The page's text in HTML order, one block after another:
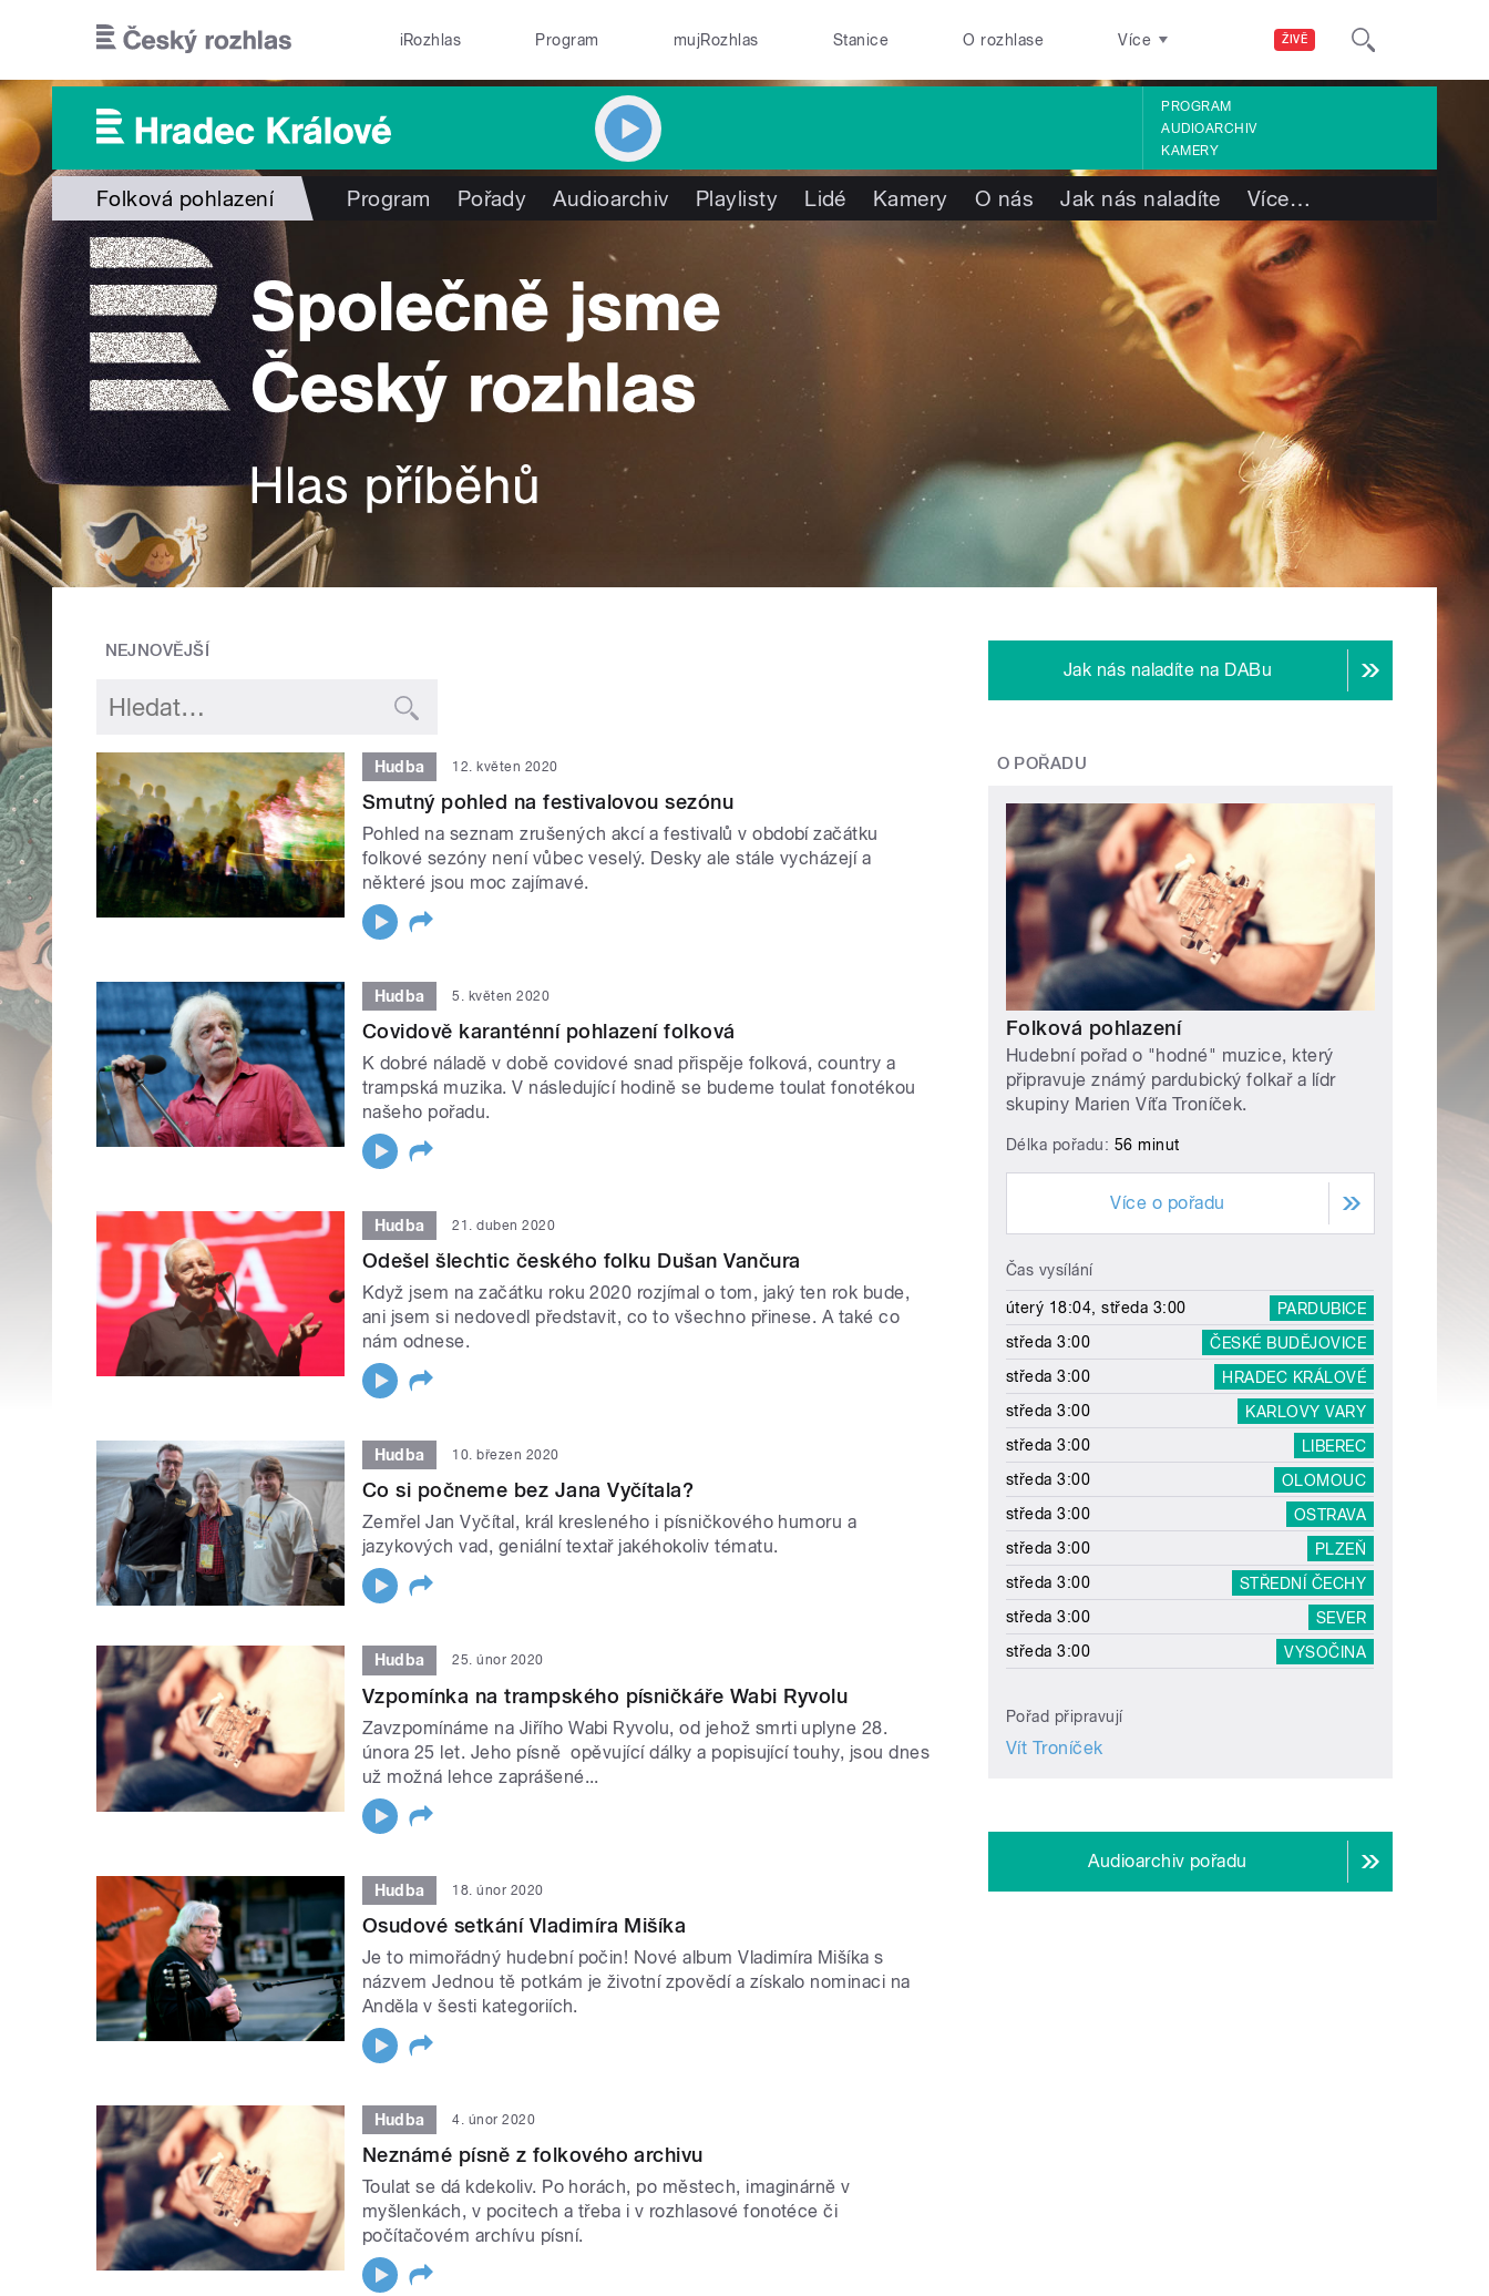
ŽIVĚ
iRozhlas Program mujRozhlas Stanice O rozhlase Více
PROGRAM
AUDIOARCHIV
KAMERY
Folková pohlazení Program Pořady Audioarchiv Playlisty Lidé Kamery O nás Jak nás naladíte Více…
NEJNOVĚJŠÍ
Hudba 12. květen 2020
Smutný pohled na festivalovou sezónu
Pohled na seznam zrušených akcí a festivalů v období začátku
folkové sezóny není vůbec veselý. Desky ale stále vycházejí a
některé jsou moc zajímavé.
Hudba 5. květen 2020
Covidově karanténní pohlazení folková
K dobré náladě v době covidové snad přispěje folková, country a
trampská muzika. V následující hodině se budeme toulat fonotékou
našeho pořadu.
Hudba 21. duben 2020
Odešel šlechtic českého folku Dušan Vančura
Když jsem na začátku roku 2020 rozjímal o tom, jaký ten rok bude,
ani jsem si nedovedl představit, co to všechno přinese. A také co
nám odnese.
Hudba 10. březen 2020
Co si počneme bez Jana Vyčítala?
Zemřel Jan Vyčítal, král kresleného i písničkového humoru a
jazykových vad, geniální textař jakéhokoliv tématu.
Hudba 25. únor 2020
Vzpomínka na trampského písničkáře Wabi Ryvolu
Zavzpomínáme na Jiřího Wabi Ryvolu, od jehož smrti uplyne 28.
února 25 let. Jeho písně opěvující dálky a popisující touhy, jsou dnes
už možná lehce zaprášené...
Hudba 18. únor 2020
Osudové setkání Vladimíra Mišíka
Je to mimořádný hudební počin! Nové album Vladimíra Mišíka s
názvem Jednou tě potkám je životní zpovědí a získalo nominaci na
Anděla v šesti kategoriích.
Hudba 4. únor 2020
Neznámé písně z folkového archivu
Toulat se dá kdekoliv. Po horách, po městech, imaginárně v
myšlenkách, v pocitech a třeba i v rozhlasové fonotéce či
počítačovém archívu písní.
Jak nás naladíte na DABu
O POŘADU
Folková pohlazení
Hudební pořad o "hodné" muzice, který
připravuje známý pardubický folkař a lídr
skupiny Marien Víťa Troníček.
Délka pořadu: 56 minut
Více o pořadu
Čas vysílání
úterý 18:04, středa 3:00
PARDUBICE
středa 3:00
ČESKÉ BUDĚJOVICE
středa 3:00
HRADEC KRÁLOVÉ
středa 3:00
KARLOVY VARY
středa 3:00
LIBEREC
středa 3:00
OLOMOUC
středa 3:00
OSTRAVA
středa 3:00
PLZEŇ
středa 3:00
STŘEDNÍ ČECHY
středa 3:00
SEVER
středa 3:00
VYSOČINA
Pořad připravují
Vít Troníček
Audioarchiv pořadu